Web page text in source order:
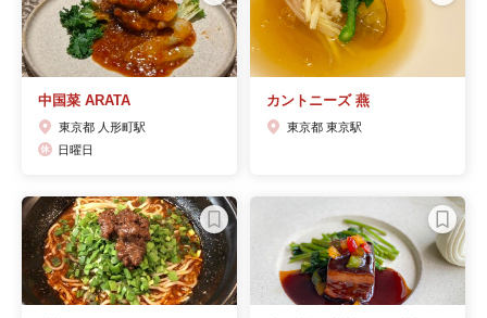
中国菜 ARATA
東京都 人形町駅
日曜日
カントニーズ 燕
東京都 東京駅